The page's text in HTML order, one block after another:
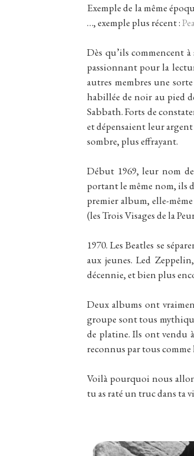
Exemple de la même
…, exemple plus récent :
Dès qu’ils commencent
passionnant pour la
autres membres une
habillée de noir au pied
Sabbath. Forts de
et dépensaient leur
sombre, plus effrayant.
Début 1969, leur nom
portant le même nom, ils
premier album, elle-
(les Trois Visages de la
1970. Les Beatles se
aux jeunes. Led
décennie, et bien plus
Deux albums ont
groupe sont tous
de platine. Ils ont vendu
reconnus par tous comme
Voilà pourquoi nous
tu as raté un truc dans ta